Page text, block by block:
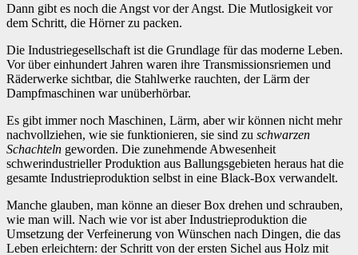
Dann gibt es noch die Angst vor der Angst. Die Mutlosigkeit vor
dem Schritt, die Hörner zu packen.
Die Industriegesellschaft ist die Grundlage für das moderne Leben.
Vor über einhundert Jahren waren ihre Transmissionsriemen und
Räderwerke sichtbar, die Stahlwerke rauchten, der Lärm der
Dampfmaschinen war unüberhörbar.
Es gibt immer noch Maschinen, Lärm, aber wir können nicht mehr
nachvollziehen, wie sie funktionieren, sie sind zu schwarzen
Schachteln geworden. Die zunehmende Abwesenheit
schwerindustrieller Produktion aus Ballungsgebieten heraus hat die
gesamte Industrieproduktion selbst in eine Black-Box verwandelt.
Manche glauben, man könne an dieser Box drehen und schrauben,
wie man will. Nach wie vor ist aber Industrieproduktion die
Umsetzung der Verfeinerung von Wünschen nach Dingen, die das
Leben erleichtern: der Schritt von der ersten Sichel aus Holz mit